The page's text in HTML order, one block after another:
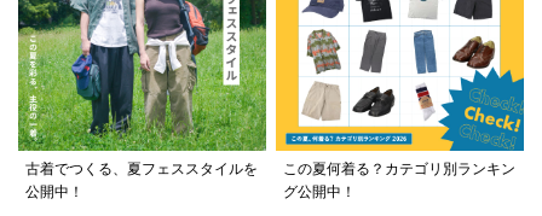
古着でつくる、夏フェススタイルを
公開中！
この夏何着る？カテゴリ別ランキン
グ公開中！